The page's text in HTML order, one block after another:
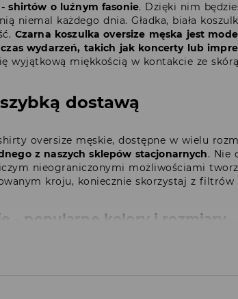
shirtów o luźnym fasonie. Dzięki nim
niemal każdego dnia. Gładka, biała
Czarna koszulka oversize męska jest
wydarzeń, takich jak koncerty lub
wyjątkową miękkością w kontakcie ze
dostawą
oversize męskie, dostępne w wielu
z naszych sklepów stacjonarnych. Nie
nieograniczonymi możliwościami
kroju, koniecznie skorzystaj z
- popularne kolory i rozmiary